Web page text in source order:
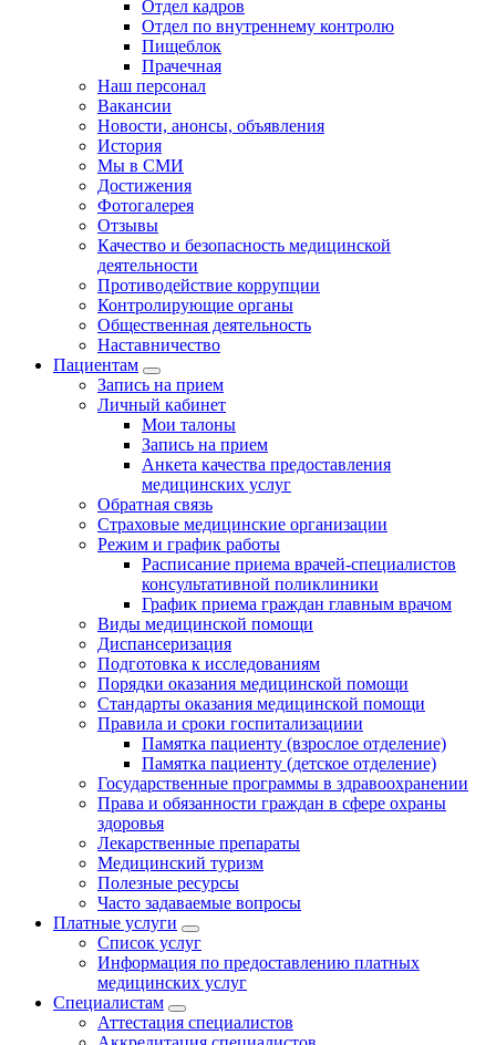
Отдел кадров
Отдел по внутреннему контролю
Пищеблок
Прачечная
Наш персонал
Вакансии
Новости, анонсы, объявления
История
Мы в СМИ
Достижения
Фотогалерея
Отзывы
Качество и безопасность медицинской
деятельности
Противодействие коррупции
Контролирующие органы
Общественная деятельность
Наставничество
Пациентам
Запись на прием
Личный кабинет
Мои талоны
Запись на прием
Анкета качества предоставления
медицинских услуг
Обратная связь
Страховые медицинские организации
Режим и график работы
Расписание приема врачей-специалистов
консультативной поликлиники
График приема граждан главным врачом
Виды медицинской помощи
Диспансеризация
Подготовка к исследованиям
Порядки оказания медицинской помощи
Стандарты оказания медицинской помощи
Правила и сроки госпитализациии
Памятка пациенту (взрослое отделение)
Памятка пациенту (детское отделение)
Государственные программы в здравоохранении
Права и обязанности граждан в сфере охраны
здоровья
Лекарственные препараты
Медицинский туризм
Полезные ресурсы
Часто задаваемые вопросы
Платные услуги
Список услуг
Информация по предоставлению платных
медицинских услуг
Специалистам
Аттестация специалистов